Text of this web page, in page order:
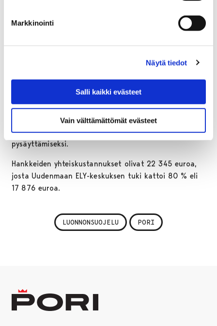
Markkinointi
Näytä tiedot
Salli kaikki evästeet
Vain välttämättömät evästeet
Toimenpiteet parantavat uhanalaisten
vahvistetaan aktiivisilla suojelu- ja hoitotoimilla, on
merkittävä keino Suomen luonnon köyhtymisen
pysäyttämiseen. Porin osalta nyt toteutetut hankkeet
edistävät myös Suomen kymmenen suurimman
kaupungin johtajan sitoumusta luontokadon
pysäyttämiseksi.
Hankkeiden yhteiskustannukset olivat 22 345 euroa,
josta Uudenmaan ELY-keskuksen tuki kattoi 80 % eli
17 876 euroa.
LUONNONSUOJELU PORI